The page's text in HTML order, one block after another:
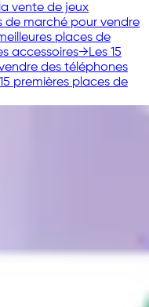
vente de jeux
de marché pour vendre
places de
accessoires→Les 15
des téléphones
premières places de